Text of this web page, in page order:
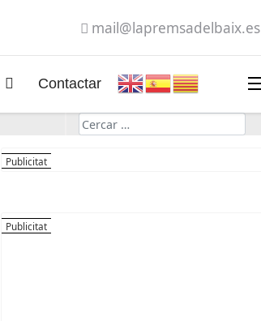
mail@lapremsadelbaix.es
Contactar
Cerca